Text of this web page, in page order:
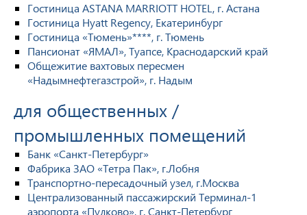
Гостиница ASTANA MARRIOTT HOTEL, г. Астана
Гостиница Hyatt Regency, Екатеринбург
Гостиница «Тюмень»****, г. Тюмень
Пансионат «ЯМАЛ», Туапсе, Краснодарский край
Общежитие вахтовых пересмен
«Надымнефтегазстрой», г. Надым
для общественных /
промышленных помещений
Банк «Санкт-Петербург»
Фабрика ЗАО «Тетра Пак», г.Лобня
Транспортно-пересадочный узел, г.Москва
Централизованный пассажирский Терминал-1
аэропорта «Пулково», г. Санкт-Петербург